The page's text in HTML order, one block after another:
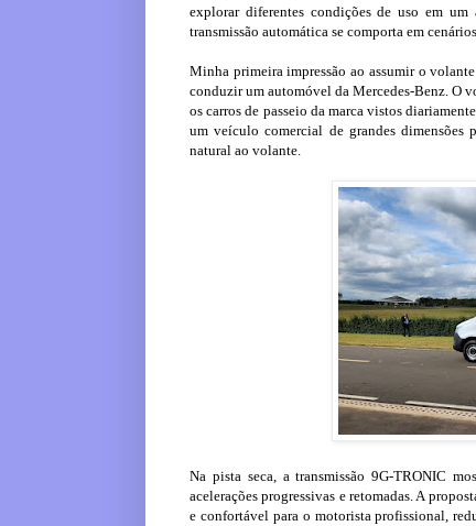
explorar diferentes condições de uso em um
transmissão automática se comporta em
Minha primeira impressão ao assumir o
conduzir um automóvel da Mercedes-Benz. O
os carros de passeio da marca vistos
um veículo comercial de grandes dimensões
natural ao volante.
Na pista seca, a transmissão 9G-TRONIC
acelerações progressivas e retomadas. A
e confortável para o motorista profissional,